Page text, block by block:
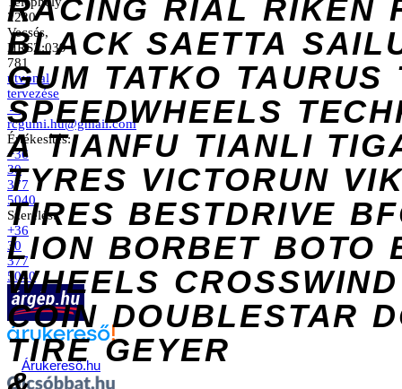
RACING RIAL RIKEN
BLACK SAETTA
GUM TATKO TAURUS
SPEEDWHEELS
A TIANFU TIANLI
TYRES VICTORUN
TIRES BESTDRIVE
LION BORBET BOTO
WHEELS CROSSWIND
COIN DOUBLESTAR
TIRE GEYER
2220
Vecsés,
HRSZ:039
781
útvonal
tervezése
→
rcgumi.hu@gmail.com
Értékesítés:
+36
30
377
5040
Szerelés:
+36
30
377
5040
Árukereső.hu